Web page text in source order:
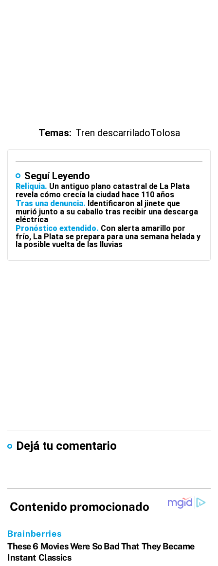
Temas: Tren descarriladoTolosa
Seguí Leyendo
Reliquia Un antiguo plano catastral de La Plata
revela cómo crecía la ciudad hace 110 años
Tras una denuncia Identificaron al jinete que
murió junto a su caballo tras recibir una descarga
eléctrica
Pronóstico extendido Con alerta amarillo por
frío, La Plata se prepara para una semana helada y
la posible vuelta de las lluvias
Dejá tu comentario